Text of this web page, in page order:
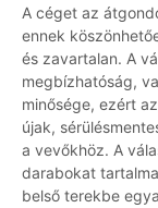
A céget az
ennek
és zavartalan. A
megbízhatóság,
minősége, ezért
újak,
a vevőkhöz. A
darabokat
belső terekbe